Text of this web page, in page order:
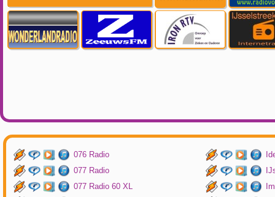
076 Radio
077 Radio
077 Radio 60 XL